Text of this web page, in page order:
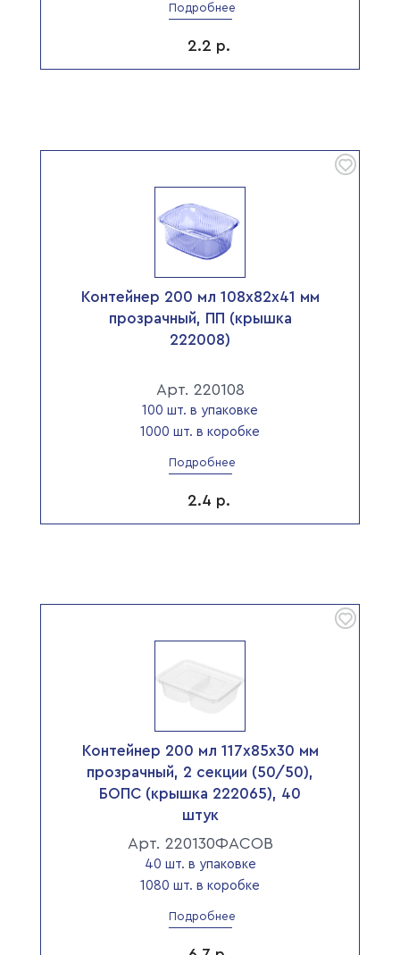
Подробнее
2.2 р.
Контейнер 200 мл 108х82х41 мм
прозрачный, ПП (крышка
222008)
Арт. 220108
100 шт. в упаковке
1000 шт. в коробке
Подробнее
2.4 р.
Контейнер 200 мл 117х85х30 мм
прозрачный, 2 секции (50/50),
БОПС (крышка 222065), 40
штук
Арт. 220130ФАСОВ
40 шт. в упаковке
1080 шт. в коробке
Подробнее